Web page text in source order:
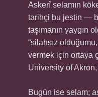
Askerî selamın
tarihçi bu jestin —
taşımanın yaygın
“silahsız
vermek için ortaya
University of
Bugün ise selam;